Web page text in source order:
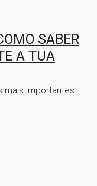
SABER
A TUA
mais importantes